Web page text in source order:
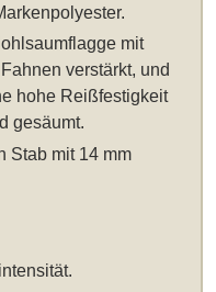
mit
verstärkt, und
hohe Reißfestigkeit
gesäumt.
Stab mit 14 mm